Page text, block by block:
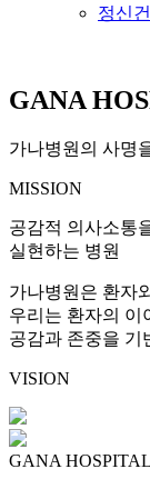
정신
GANA
가나병원의 사명
MISSION
공감적 의사소통
실현하는 병원
가나병원은 환자
우리는 환자의 이
공감과 존중을 기
VISION
GANA